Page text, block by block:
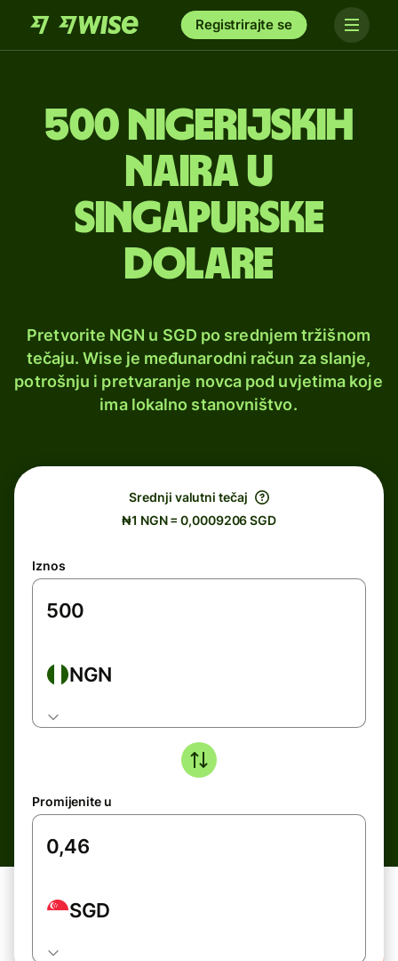
Registrirajte se
500 nigerijskih
naira u
singapurske
dolare
Pretvorite NGN u SGD po srednjem tržišnom
tečaju. Wise je međunarodni račun za slanje,
potrošnju i pretvaranje novca pod uvjetima koje
ima lokalno stanovništvo.
Srednji valutni tečaj
₦1 NGN = 0,0009206 SGD
Iznos
NGN
Promijenite u
SGD